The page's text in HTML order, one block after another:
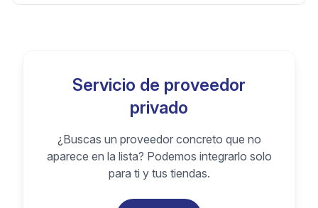
Servicio de proveedor
privado
¿Buscas un proveedor concreto que no
aparece en la lista? Podemos integrarlo solo
para ti y tus tiendas.